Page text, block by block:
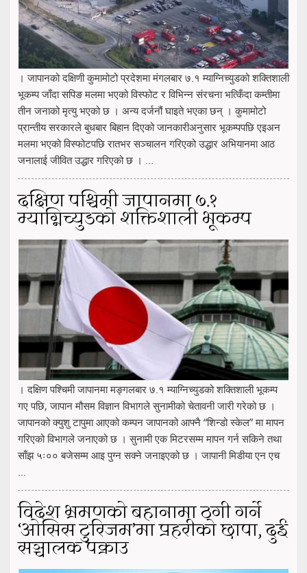
। जापानको दक्षिणी कुमामोटो प्रदेशमा मंगलबार ७.१ म्याग्निच्युडको शक्तिशाली
भूकम्प जाँदा सपिङ मलमा भएको विस्फोट र विभिन्न संरचना भत्किँदा कम्तीमा
तीन जनाको मृत्यु भएको छ । अन्य दर्जनौं घाइते भएका छन् । कुमामोटो
प्रान्तीय सरकारले बुधबार बिहान दिएको जानकारीअनुसार भूकम्पपछि एइअन
मलमा भएको विस्फोटपछि रातभर सञ्चालन गरिएको उद्धार अभियानमा आठ
जनालाई जीवित उद्धार गरिएको छ । ...
दक्षिण पश्चिमी जापानमा ७.१
म्याग्निच्युडको शक्तिशाली भूकम्प
। दक्षिण पश्चिमी जापानमा मङ्गलबार ७.१ म्याग्निच्युडको शक्तिशाली भूकम्प
गए पछि, जापान मौसम विज्ञान विभागले सुनामीको चेतावनी जारी गरेको छ ।
जापानको क्युशु टापुमा आएको कम्पन जापानको आफ्नै “शिन्डो स्केल” मा मापन
गरिएको विभागले जनाएको छ । सुनामी एक मिटरसम्म मापन गर्न सकिने तथा
साँझ ५ः०० बजेसम्म आइ पुग्न सक्ने जनाइएको छ । जापानी मिडीया एन एच
विदेश भ्रमणको बहानामा ठगी गर्ने
‘ओसिस टुरिजम’मा प्रहरीको छापा, दुई
सञ्चालक पक्राउ